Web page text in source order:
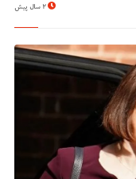
2 سال پیش